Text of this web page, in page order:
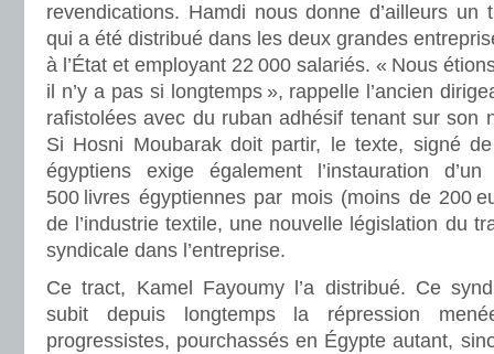
revendications. Hamdi nous donne d’ailleurs un
qui a été distribué dans les deux grandes
à l’État et employant 22 000 salariés. « Nous
il n’y a pas si longtemps », rappelle l’ancien
rafistolées avec du ruban adhésif tenant sur son
Si Hosni Moubarak doit partir, le texte, signé
égyptiens exige également l’instauration
500 livres égyptiennes par mois (moins de 200
de l’industrie textile, une nouvelle législation du
syndicale dans l’entreprise.
Ce tract, Kamel Fayoumy l’a distribué. Ce
subit depuis longtemps la répression
progressistes, pourchassés en Égypte autant,